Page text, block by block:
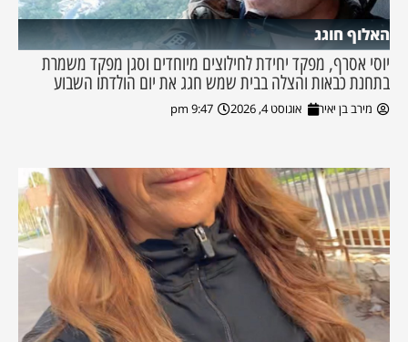
האלוף חוגג
יוסי אסרף, מפקד יחידת לחילוצים מיוחדים וסגן מפקד משמרת
בתחנת כבאות והצלה בבית שמש חגג את יום הולדתו השבוע
מירב בן יאיר אוגוסט 4, 2026 9:47 pm